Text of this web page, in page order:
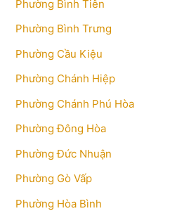
Phường Bình Tiên
Phường Bình Trưng
Phường Cầu Kiệu
Phường Chánh Hiệp
Phường Chánh Phú Hòa
Phường Đông Hòa
Phường Đức Nhuận
Phường Gò Vấp
Phường Hòa Bình